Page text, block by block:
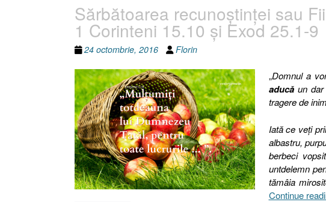
Sărbătoarea recunoştinţei sau
1 Corinteni 15.10 şi Exod 25.1-9
24 octombrie, 2016 Florin
„Domnul a
aducăun dar
tragere de
Iată ce veţi
albastru,
berbeci
untdelemn
tămâia
Continue